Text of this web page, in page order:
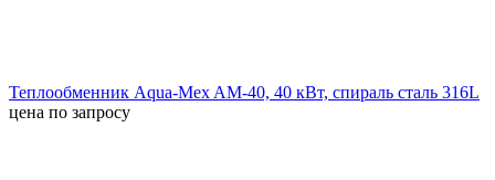
Теплообменник Aqua-Mex AM-40, 40 кВт, спираль сталь 316L
цена по запросу